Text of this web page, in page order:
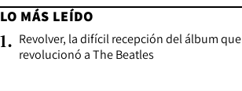
LO MÁS LEÍDO
1. Revolver, la difícil recepción del álbum que
revolucionó a The Beatles